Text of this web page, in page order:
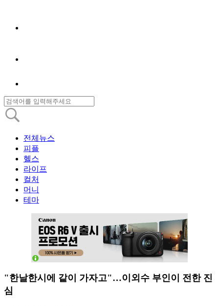
전체뉴스
피플
헬스
라이프
컬처
머니
테마
"한날한시에 같이 가자고"…이외수 부인이 전한 진
심